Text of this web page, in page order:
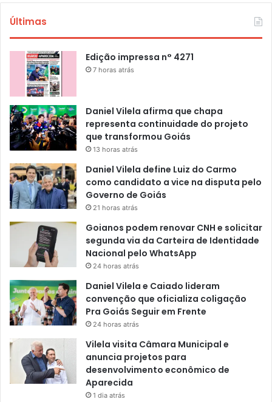
Últimas
Edição impressa n° 4271
7 horas atrás
Daniel Vilela afirma que chapa
representa continuidade do projeto
que transformou Goiás
13 horas atrás
Daniel Vilela define Luiz do Carmo
como candidato a vice na disputa pelo
Governo de Goiás
21 horas atrás
Goianos podem renovar CNH e solicitar
segunda via da Carteira de Identidade
Nacional pelo WhatsApp
24 horas atrás
Daniel Vilela e Caiado lideram
convenção que oficializa coligação
Pra Goiás Seguir em Frente
24 horas atrás
Vilela visita Câmara Municipal e
anuncia projetos para
desenvolvimento econômico de
Aparecida
1 dia atrás